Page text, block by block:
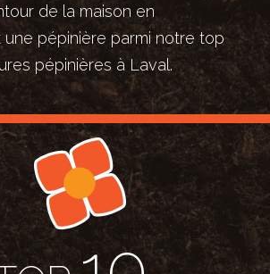
de la maison en
pépinière parmi notre top
pépinières à Laval.